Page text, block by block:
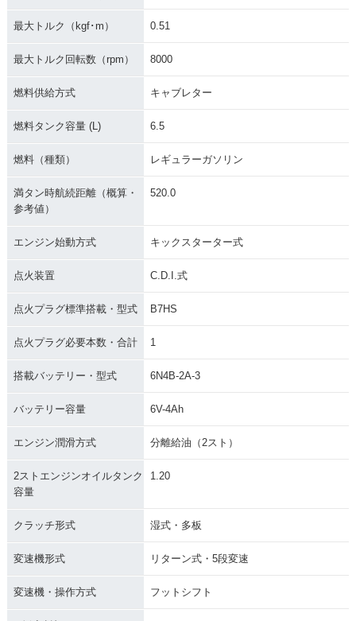
最大トルク（kgf･m） 0.51
最大トルク回転数（rpm） 8000
燃料供給方式 キャブレター
燃料タンク容量 (L) 6.5
燃料（種類） レギュラーガソリン
満タン時航続距離（概算・
参考値）
520.0
エンジン始動方式 キックスターター式
点火装置 C.D.I.式
点火プラグ標準搭載・型式 B7HS
点火プラグ必要本数・合計 1
搭載バッテリー・型式 6N4B-2A-3
バッテリー容量 6V-4Ah
エンジン潤滑方式 分離給油（2スト）
2ストエンジンオイルタンク
容量
1.20
クラッチ形式 湿式・多板
変速機形式 リターン式・5段変速
変速機・操作方式 フットシフト